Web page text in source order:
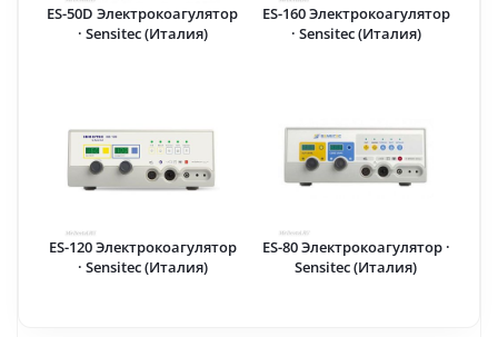
ES-50D Электрокоагулятор
· Sensitec (Италия)
ES-160 Электрокоагулятор
· Sensitec (Италия)
ES-120 Электрокоагулятор
· Sensitec (Италия)
ES-80 Электрокоагулятор ·
Sensitec (Италия)